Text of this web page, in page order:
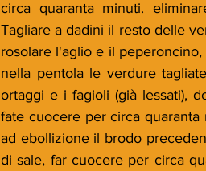
circa quaranta minuti.
Tagliare a dadini il resto delle
rosolare l'aglio e il
nella pentola le verdure
ortaggi e i fagioli (già lessati),
fate cuocere per circa
ad ebollizione il brodo
di sale, far cuocere per circa